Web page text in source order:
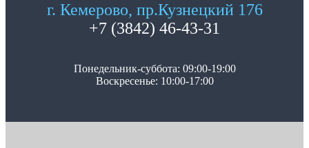
г. Кемерово, пр.Кузнецкий 176
+7 (3842) 46-43-31
Понедельник-суббота: 09:00-19:00
Воскресенье: 10:00-17:00